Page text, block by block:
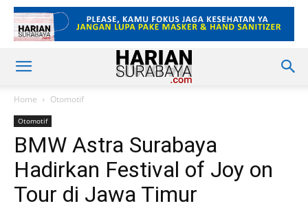
Home Otomotif
Otomotif
BMW Astra Surabaya
Hadirkan Festival of Joy on
Tour di Jawa Timur